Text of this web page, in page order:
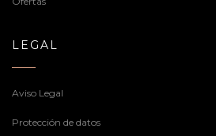
LEGAL
Aviso Legal
Protección de datos